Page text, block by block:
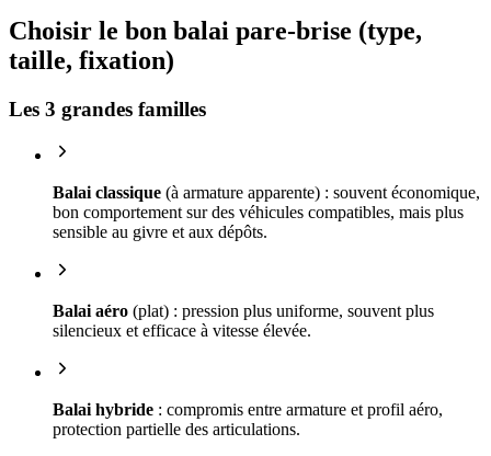
Choisir le bon balai pare-brise (type,
taille, fixation)
Les 3 grandes familles
Balai classique (à armature apparente) : souvent économique,
bon comportement sur des véhicules compatibles, mais plus
sensible au givre et aux dépôts.
Balai aéro (plat) : pression plus uniforme, souvent plus
silencieux et efficace à vitesse élevée.
Balai hybride : compromis entre armature et profil aéro,
protection partielle des articulations.